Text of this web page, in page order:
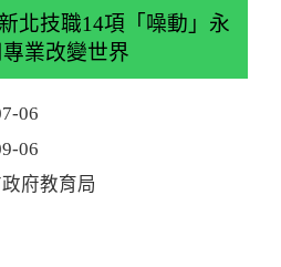
北技職14項「噪動」永
業改變世界
06
06
府教育局